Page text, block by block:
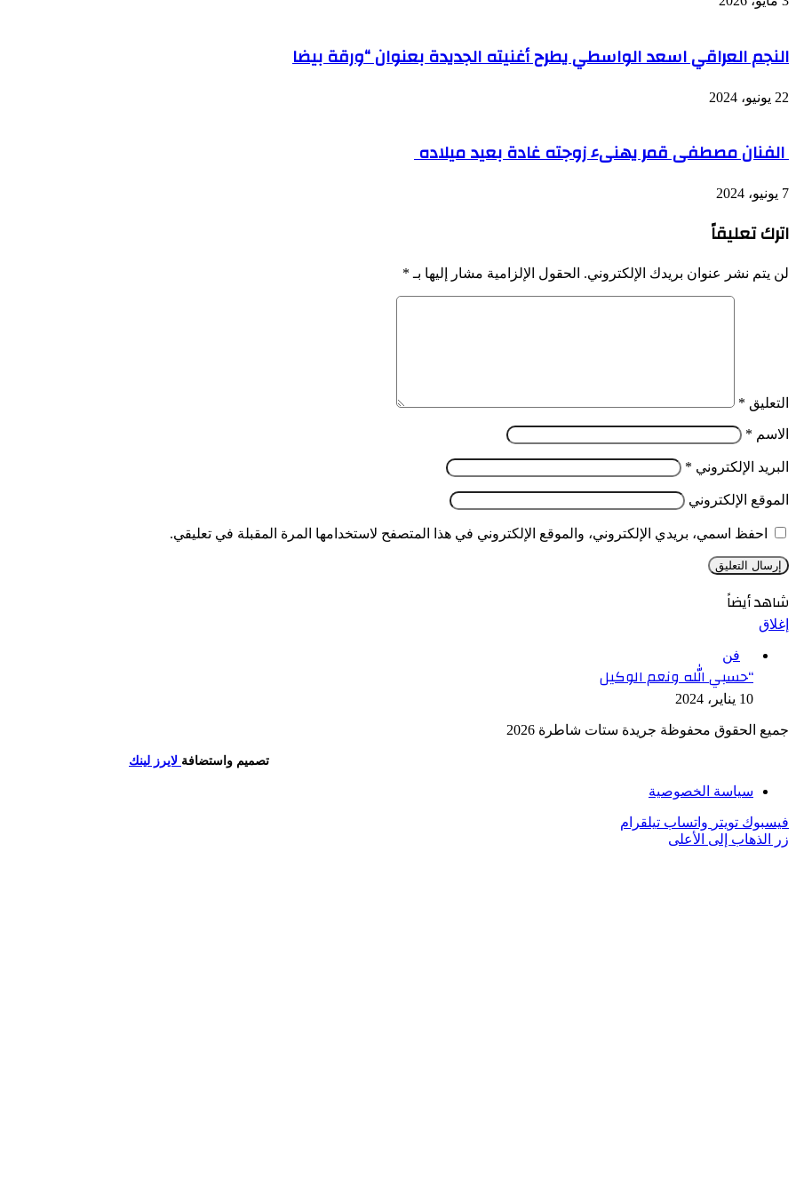
النجم العراقي اسعد الواسطي يطرح أغنيته الجديدة بعنوان “ورقة بيضا
22 يونيو، 2024
الفنان مصطفى قمر يهنىء زوجته غادة بعيد ميلاده
7 يونيو، 2024
اترك تعليقاً
لن يتم نشر عنوان بريدك الإلكتروني. الحقول الإلزامية مشار إليها بـ *
التعليق *
الاسم *
البريد الإلكتروني *
الموقع الإلكتروني
احفظ اسمي، بريدي الإلكتروني، والموقع الإلكتروني في هذا المتصفح لاستخدامها المرة المقبلة في تعليقي.
شاهد أيضاً
إغلاق
فن
“حسبي الله ونعم الوكيل
10 يناير، 2024
جميع الحقوق محفوظة جريدة ستات شاطرة 2026
تصميم واستضافة لايرز لينك
سياسة الخصوصية
فيسبوك تويتر واتساب تيلقرام
زر الذهاب إلى الأعلى